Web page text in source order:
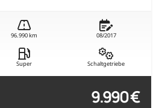
96.990 km 08/2017
Super Schaltgetriebe
9.990 €